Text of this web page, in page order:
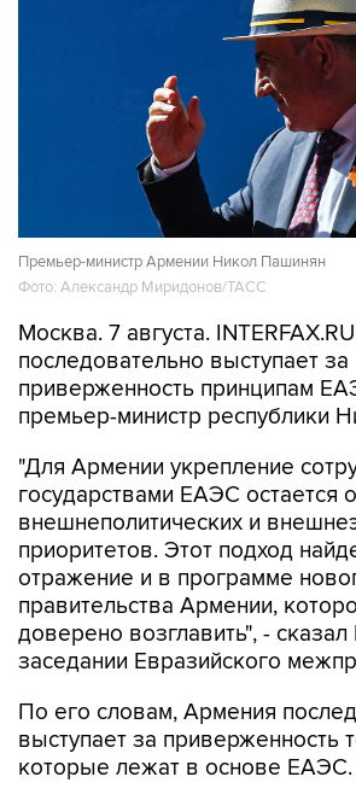
Премьер-министр Армении Никол Пашинян
Фото: Александр Миридонов/ТАСС
Москва. 7 августа.
последовательно выступает за
приверженность принципам
премьер-министр республики
"Для Армении укрепление
государствами ЕАЭС остается
внешнеполитических и
приоритетов. Этот подход
отражение и в программе
правительства Армении,
доверено возглавить", -
заседании Евразийского
По его словам, Армения
выступает за приверженность
которые лежат в основе ЕАЭС.